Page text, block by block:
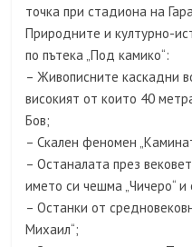
точка при стадиона на
Природните и културно-
по пътека „Под камико“:
– Живописните каскадни
високият от които 40
Бов;
– Скален феномен
– Останалата през
името си чешма „Чичеро“ и
– Останки от
Михаил“;